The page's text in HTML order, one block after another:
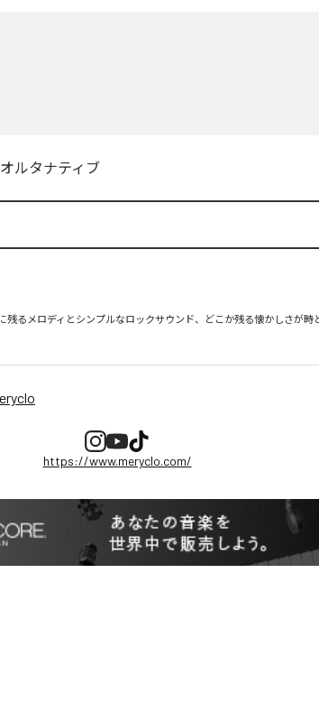
オルタナティブ
残るメロディとシンプルなロックサウンド、どこか残る懐かしさが時
https://www.meryclo.com/